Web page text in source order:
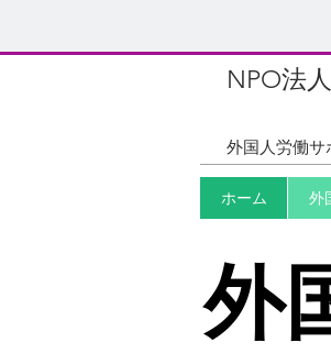
NPO法
外国人労働サ
ホーム 外
外